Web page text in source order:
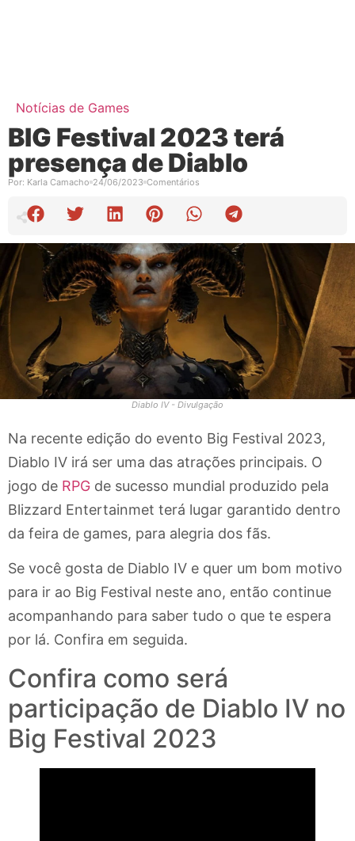
Notícias de Games
BIG Festival 2023 terá
presença de Diablo
Por: Karla Camacho 24/06/2023 Comentários
Diablo IV - Divulgação
Na recente edição do evento Big Festival 2023,
Diablo IV irá ser uma das atrações principais. O
jogo de RPG de sucesso mundial produzido pela
Blizzard Entertainmet terá lugar garantido dentro
da feira de games, para alegria dos fãs.
Se você gosta de Diablo IV e quer um bom motivo
para ir ao Big Festival neste ano, então continue
acompanhando para saber tudo o que te espera
por lá. Confira em seguida.
Confira como será
participação de Diablo IV no
Big Festival 2023